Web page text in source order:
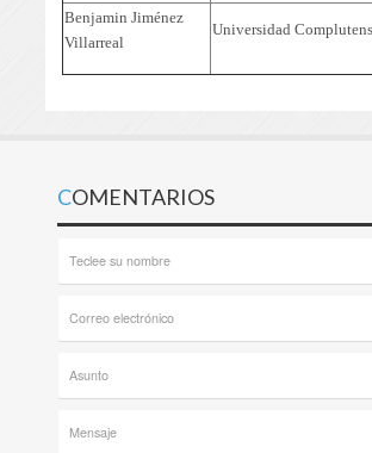
Benjamin Jiménez
Villarreal
Universidad
COMENTARIOS